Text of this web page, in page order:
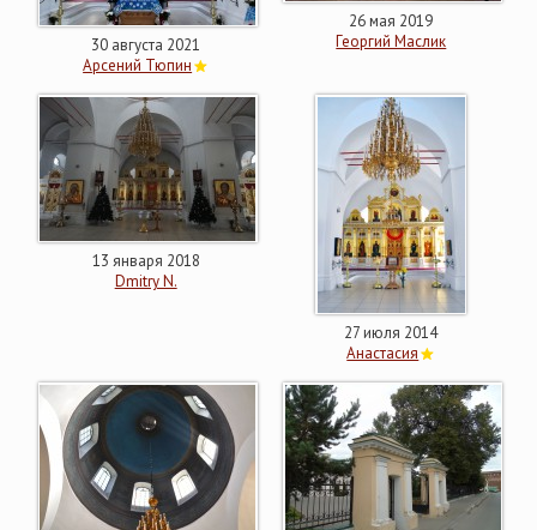
30 августа 2021
Арсений Тюпин
26 мая 2019
Георгий Маслик
13 января 2018
Dmitry N.
27 июля 2014
Анастасия